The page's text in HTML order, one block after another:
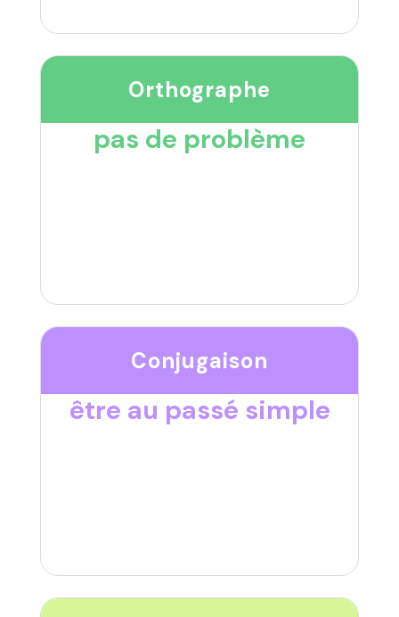
Orthographe
pas de problème
Conjugaison
être au passé simple